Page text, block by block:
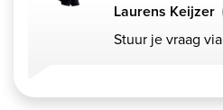
Laurens Keijzer
Stuur je vraag via